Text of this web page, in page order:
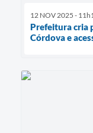
12 NOV 2025 -
Prefeitura cria
Córdova e